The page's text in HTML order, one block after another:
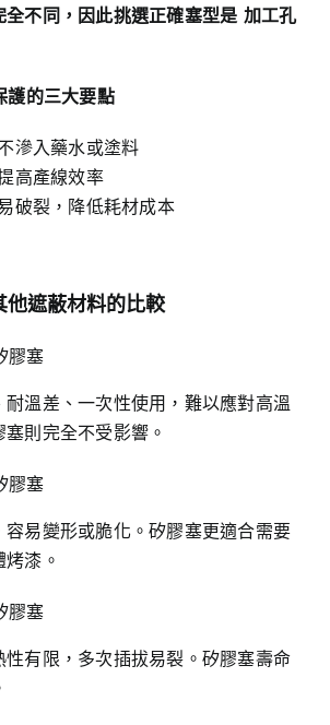
全不同，因此挑選正確塞型是 加工孔
護的三大要點
滲入藥水或塗料
高產線效率
破裂，降低耗材成本
他遮蔽材料的比較
膠塞
溫差、一次性使用，難以應對高溫
則完全不受影響。
膠塞
易變形或脆化。矽膠塞更適合需要
漆。
膠塞
有限，多次插拔易裂。矽膠塞壽命